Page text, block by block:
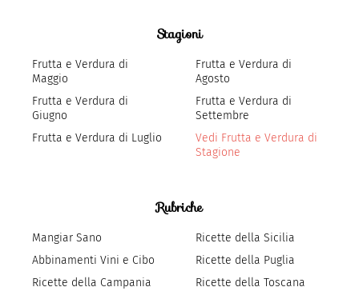
Stagioni
Frutta e Verdura di
Maggio
Frutta e Verdura di
Giugno
Frutta e Verdura di Luglio
Frutta e Verdura di
Agosto
Frutta e Verdura di
Settembre
Vedi Frutta e Verdura di
Stagione
Rubriche
Mangiar Sano
Abbinamenti Vini e Cibo
Ricette della Campania
Ricette della Sicilia
Ricette della Puglia
Ricette della Toscana